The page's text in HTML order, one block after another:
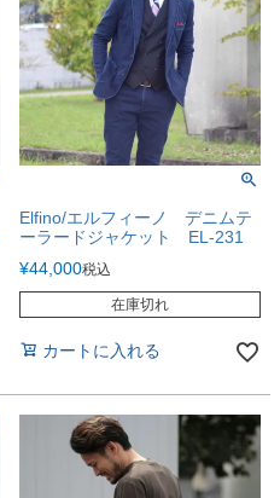
Elfino/エルフィーノ デニムテ
ーラードジャケット EL-231
¥44,000税込
在庫切れ
カートに入れる